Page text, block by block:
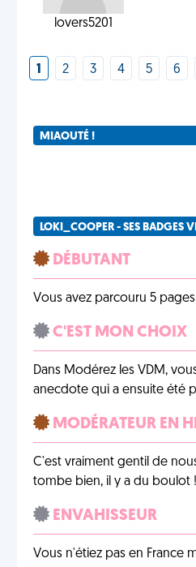
lovers5201
1 2 3 4 5 6
MIAOUTÉ !
LOKI_COOPER - SES BADGES
DÉBUTANT
Vous avez parcouru 5
C'EST MON CHOIX
Dans Modérez les VDM,
anecdote qui a ensuite été
MODÉRATEUR EN
C'est vraiment gentil de
tombe bien, il y a du boulot !
ENVAHISSEUR
Vous n'étiez pas en France